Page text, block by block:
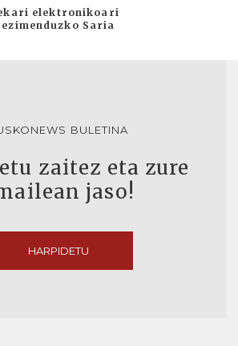
elektronikoari
Saria
BULETINA
zaitez eta zure
jaso!
HARPIDETU